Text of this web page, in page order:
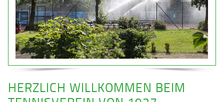
HERZLICH WILLKOMMEN BEIM